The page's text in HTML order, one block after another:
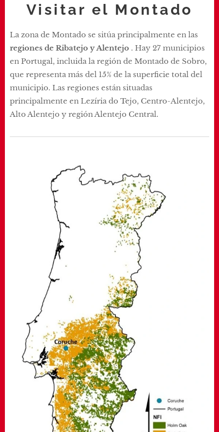
Visitar el Montado
La zona de Montado se sitúa principalmente en las
regiones de Ribatejo y Alentejo . Hay 27 municipios
en Portugal, incluida la región de Montado de Sobro,
que representa más del 15% de la superficie total del
municipio. Las regiones están situadas
principalmente en Lezíria do Tejo, Centro-Alentejo,
Alto Alentejo y región Alentejo Central.